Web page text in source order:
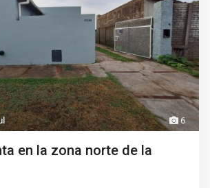
6
en la zona norte de la